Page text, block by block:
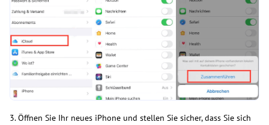
3. Öffnen Sie Ihr neues iPhone und stellen Sie sicher, dass Sie sich